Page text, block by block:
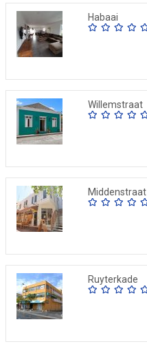
Habaai
Willemstraat
Middenstraat
Ruyterkade